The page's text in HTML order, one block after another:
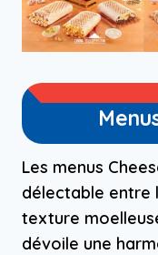
Les menus
délectable entre
texture
dévoile une